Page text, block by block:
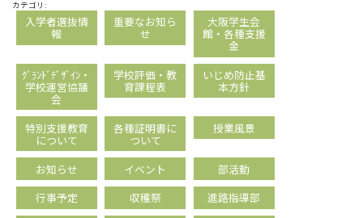
カテゴリ:
入学者選抜情
報
重要なお知ら
せ
大阪学生会
館・各種支援
金
ｸﾞﾗﾝﾄﾞﾃﾞｻﾞｲﾝ・
学校運営協議
会
学校評価・教
育課程表
いじめ防止基
本方針
特別支援教育
について
各種証明書に
ついて
授業風景
お知らせ イベント
部活動
行事予定
収穫祭
進路指導部